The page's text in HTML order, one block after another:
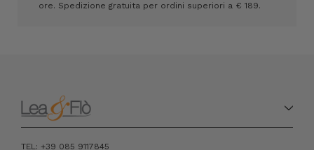
ore. Spedizione gratuita per ordini superiori a € 189.
TEL: +39 085 9117845